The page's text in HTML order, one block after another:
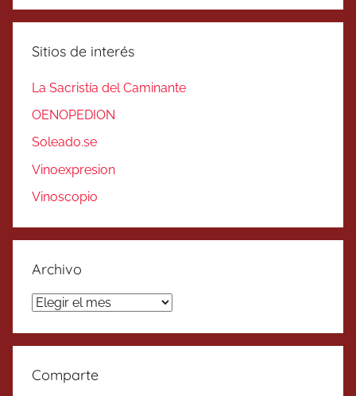
Sitios de interés
La Sacristía del Caminante
OENOPEDION
Soleado.se
Vinoexpresion
Vinoscopio
Archivo
Archivo
Comparte